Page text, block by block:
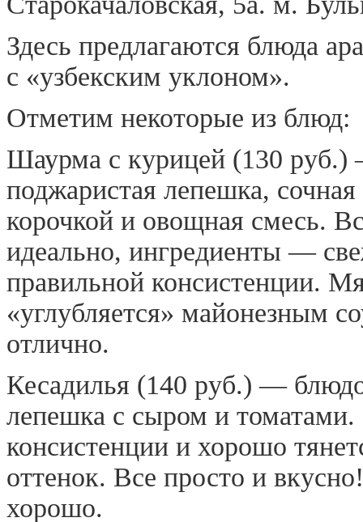
Здесь предлагаются блюда
с «узбекским уклоном».
Отметим некоторые из блюд:
Шаурма с курицей (130
поджаристая лепешка,
корочкой и овощная смесь.
идеально, ингредиенты —
правильной консистенции.
«углубляется» майонезным
отлично.
Кесадилья (140 руб.) —
лепешка с сыром и
консистенции и хорошо
оттенок. Все просто и
хорошо.